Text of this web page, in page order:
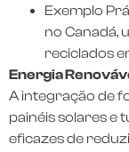
Exemplo
no Canadá,
reciclados
Energia
A integração de
painéis solares e
eficazes de